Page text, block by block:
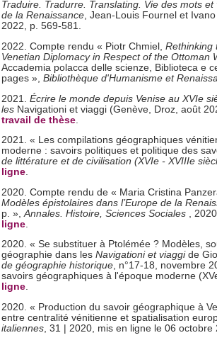
Traduire. Tradurre. Translating. Vie des mots
de la Renaissance, Jean-Louis Fournel et
2022, p. 569-581.
2022. Compte rendu « Piotr Chmiel, Rethinking
Venetian Diplomacy in Respect of the Ottoman
Accademia polacca delle scienze, Biblioteca e
pages», Bibliothèque d'Humanisme et
2021. Écrire le monde depuis Venise au XVIe
lesNavigationi et viaggi (Genève, Droz, août
travail de thèse.
2021. « Les compilations géographiques
moderne : savoirs politiques et politique des
de littérature et de civilisation (XVIe - XVIIIe
ligne.
2020. Compte rendu de « Maria Cristina
Modèles épistolaires dans l’Europe de la
p. », Annales. Histoire, Sciences Sociales,
ligne.
2020. « Se substituer à Ptolémée ? Modèles,
géographie dans les Navigationi et viaggide
de géographie historique, n°17-18, novembre
savoirs géographiques à l'époque moderne
ligne.
2020. « Production du savoir géographique à
entre centralité vénitienne et spatialisation
italiennes, 31 | 2020, mis en ligne le 06 octobre